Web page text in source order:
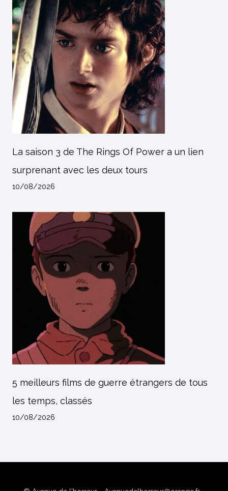
La saison 3 de The Rings Of Power a un lien
surprenant avec les deux tours
10/08/2026
5 meilleurs films de guerre étrangers de tous
les temps, classés
10/08/2026